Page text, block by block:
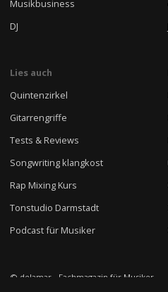
Musikbusiness
DJ
Lies auch
Quintenzirkel
Gitarrengriffe
Tests & Reviews
Songwriting klangkost
Rap Mixing Kurs
Tonstudio Darmstadt
Podcast für Musiker
© delamar - Fachmagazin für Musiker